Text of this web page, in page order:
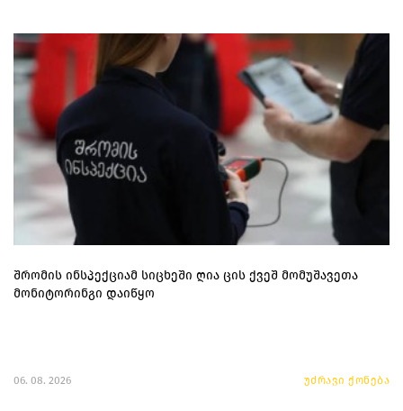
შრომის ინსპექციამ სიცხეში ღია ცის ქვეშ მომუშავეთა
მონიტორინგი დაიწყო
06. 08. 2026 უძრავი ქონება